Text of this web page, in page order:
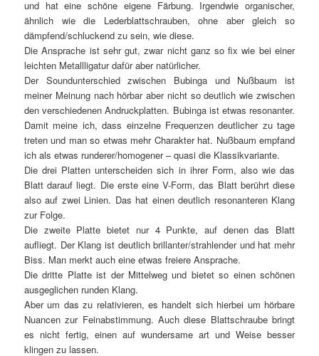
und hat eine schöne eigene Färbung. Irgendwie organischer,
ähnlich wie die Lederblattschrauben, ohne aber gleich so
dämpfend/schluckend zu sein, wie diese.
Die Ansprache ist sehr gut, zwar nicht ganz so fix wie bei einer
leichten Metallligatur dafür aber natürlicher.
Der Soundunterschied zwischen Bubinga und Nußbaum ist
meiner Meinung nach hörbar aber nicht so deutlich wie zwischen
den verschiedenen Andruckplatten. Bubinga ist etwas resonanter.
Damit meine ich, dass einzelne Frequenzen deutlicher zu tage
treten und man so etwas mehr Charakter hat. Nußbaum empfand
ich als etwas runderer/homogener – quasi die Klassikvariante.
Die drei Platten unterscheiden sich in ihrer Form, also wie das
Blatt darauf liegt. Die erste eine V-Form, das Blatt berührt diese
also auf zwei Linien. Das hat einen deutlich resonanteren Klang
zur Folge.
Die zweite Platte bietet nur 4 Punkte, auf denen das Blatt
aufliegt. Der Klang ist deutlich brillanter/strahlender und hat mehr
Biss. Man merkt auch eine etwas freiere Ansprache.
Die dritte Platte ist der Mittelweg und bietet so einen schönen
ausgeglichen runden Klang.
Aber um das zu relativieren, es handelt sich hierbei um hörbare
Nuancen zur Feinabstimmung. Auch diese Blattschraube bringt
es nicht fertig, einen auf wundersame art und Weise besser
klingen zu lassen.